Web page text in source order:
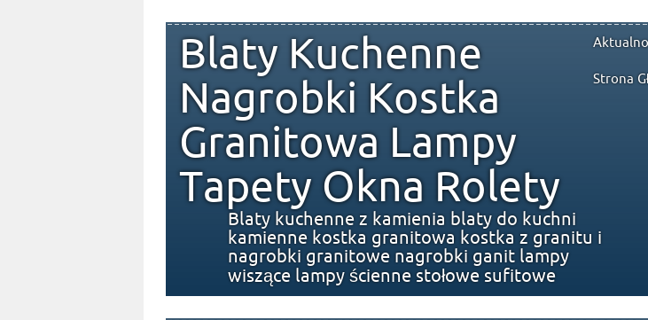
Strona
Blaty Kuchenne
Nagrobki Kostka
Granitowa Lampy
Tapety Okna Rolety
Blaty kuchenne z kamienia blaty do kuchni
kamienne kostka granitowa kostka z granitu i
nagrobki granitowe nagrobki ganit lampy
wiszące lampy ścienne stołowe sufitowe